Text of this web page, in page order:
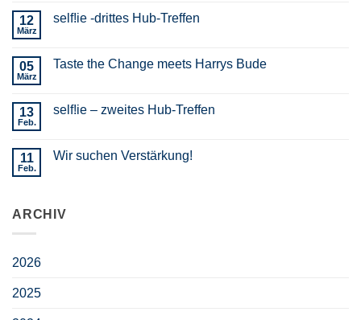
12
März
self!ie -drittes Hub-Treffen
05
März
Taste the Change meets Harrys Bude
13
Feb.
self!ie – zweites Hub-Treffen
11
Feb.
Wir suchen Verstärkung!
ARCHIV
2026
2025